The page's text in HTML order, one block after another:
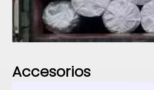
Accesorios